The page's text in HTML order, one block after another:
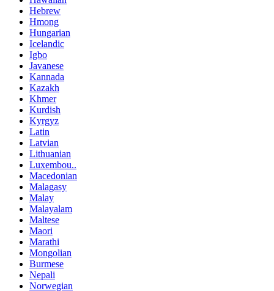
Hebrew
Hmong
Hungarian
Icelandic
Igbo
Javanese
Kannada
Kazakh
Khmer
Kurdish
Kyrgyz
Latin
Latvian
Lithuanian
Luxembou..
Macedonian
Malagasy
Malay
Malayalam
Maltese
Maori
Marathi
Mongolian
Burmese
Nepali
Norwegian